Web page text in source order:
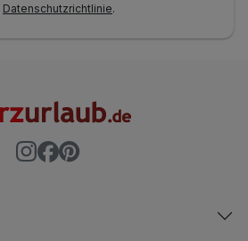
Datenschutzrichtlinie.